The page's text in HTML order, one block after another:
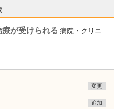
が受けられる 病院・クリニ
変更
追加